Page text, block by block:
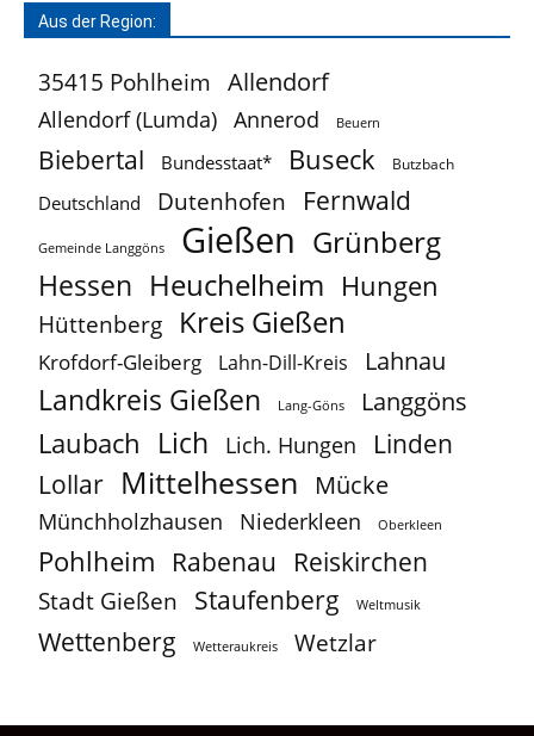
Aus der Region:
35415 Pohlheim Allendorf
Allendorf (Lumda) Annerod Beuern
Biebertal Bundesstaat* Buseck Butzbach
Deutschland Dutenhofen Fernwald
Gemeinde Langgöns Gießen Grünberg
Hessen Heuchelheim Hungen
Hüttenberg Kreis Gießen
Krofdorf-Gleiberg Lahn-Dill-Kreis Lahnau
Landkreis Gießen Lang-Göns Langgöns
Laubach Lich Lich. Hungen Linden
Lollar Mittelhessen Mücke
Münchholzhausen Niederkleen Oberkleen
Pohlheim Rabenau Reiskirchen
Stadt Gießen Staufenberg Weltmusik
Wettenberg Wetteraukreis Wetzlar